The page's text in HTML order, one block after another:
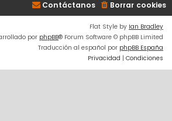
Borrar cookies
Contáctanos
Flat Style by Ian Bradley
por phpBB® Forum Software © phpBB Limited
Traducción al español por phpBB España
Privacidad | Condiciones